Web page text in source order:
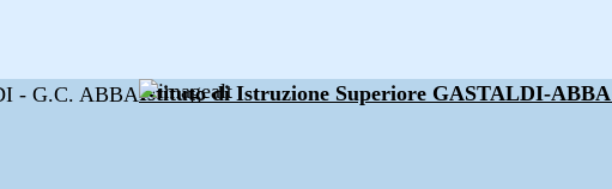
Istituto di Istruzione Superiore GASTALDI-ABBA